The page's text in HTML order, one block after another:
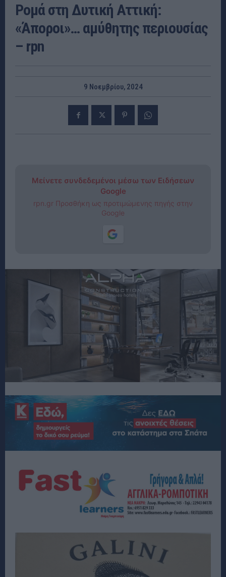
Ρομά στη Δυτική Αττική:
«Άποροι»… αμύθητης περιουσίας
– rpn
9 Νοεμβρίου, 2024
Μείνετε συνδεδεμένοι μέσω των Ειδήσεων
Google
rpn.gr Προσθήκη ως προτιμώμενης πηγής στην
Google